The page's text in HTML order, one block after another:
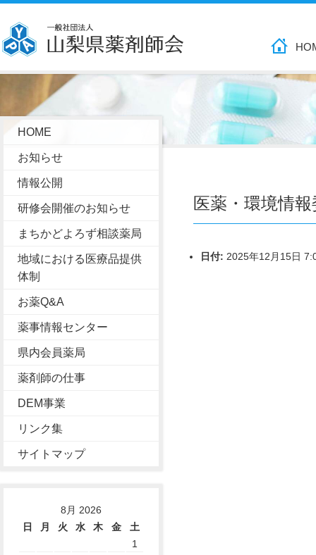
HOME
お知らせ
情報公開
研修会開催のお知らせ
まちかどよろず相談薬局
地域における医療品提供
体制
お薬Q&A
薬事情報センター
県内会員薬局
薬剤師の仕事
DEM事業
リンク集
サイトマップ
8月 2026
日
月 火 水 木 金
土
1
医薬・環境情
日付: 2025年12月15日